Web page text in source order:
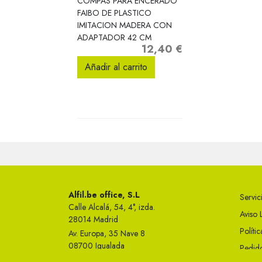
FAIBO DE PLASTICO
IMITACION MADERA CON
ADAPTADOR 42 CM
Precio
12,40 €
Añadir al carrito
Alfil.be office, S.L
Calle Alcalá, 54, 4°, izda.
28014 Madrid
Av. Europa, 35 Nave 8
08700 Igualada
Aviso